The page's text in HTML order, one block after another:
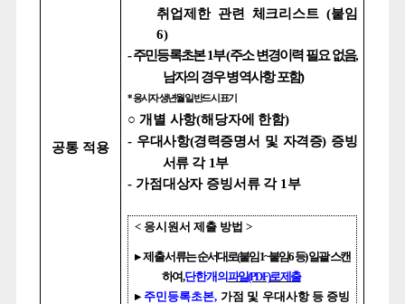
공통 적용
취업제한 관련 체크리스트 (붙임
6)
-주민등록초본1부(주소 변경이력 필요 없음,
남자의 경우 병역사항 포함)
*응시자 생년월일 반드시 표기
○ 개별 사항(해당자에 한함)
- 우대사항(경력증명서 및 자격증) 증빙
서류 각 1부
- 가점대상자 증빙서류 각 1 부
< 응시원서 제출 방법 >
▸제출 서류는 순서대로(붙임 1~붙임6등)일괄 스캔
하여,단 한 개의파일(PDF)로 제출
▸ 주민등록초본, 가점 및 우대사항 등 증빙